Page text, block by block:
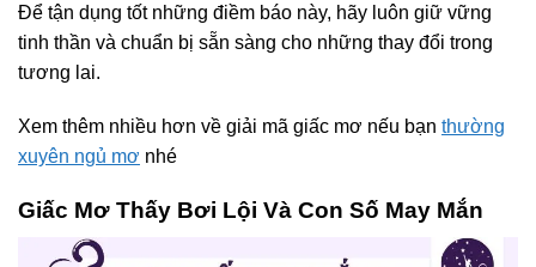
Để tận dụng tốt những điềm báo này, hãy luôn giữ vững
tinh thần và chuẩn bị sẵn sàng cho những thay đổi trong
tương lai.
Xem thêm nhiều hơn về giải mã giấc mơ nếu bạn thường
xuyên ngủ mơ nhé
Giấc Mơ Thấy Bơi Lội Và Con Số May Mắn